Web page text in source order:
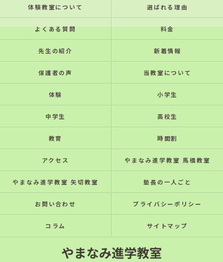
体験教室について 選ばれる理由
よくある質問 料金
先生の紹介 新着情報
保護者の声 当教室について
体験 小学生
中学生 高校生
教育 時間割
アクセス やまなみ進学教室 馬橋教室
やまなみ進学教室 矢切教室 塾長の一人ごと
お問い合わせ プライバシーポリシー
コラム サイトマップ